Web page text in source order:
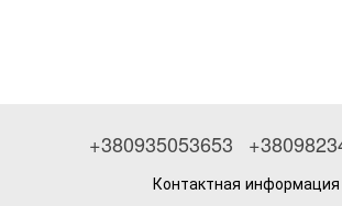
+380935053653
Контактная информация